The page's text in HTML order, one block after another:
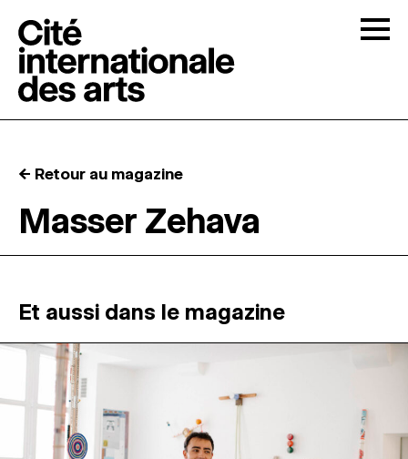
RÉSIDENCES ↓
ATELIERS OUVERTS
PROGRAMMATION
MAGAZINE
← Retour au magazine
Masser Zehava
Et aussi dans le magazine